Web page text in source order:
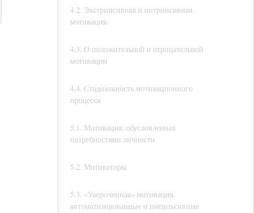
4.2. Экстринсивная и интринсивная
мотивация
4.3. О положительной и отрицательной
мотивации
4.4. Стадиальность мотивационного
процесса
5.1. Мотивация, обусловленная
потребностями личности
5.2. Мотиваторы
5.3. «Укороченная» мотивация.
автоматизированные и импульсивные